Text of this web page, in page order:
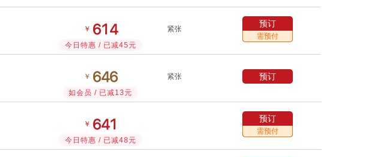
￥  
今日特惠 / 已减45元
紧张
预订
需预付
￥ 
如会员 / 已减13元
紧张 预订
￥ 
今日特惠 / 已减48元
预订
需预付